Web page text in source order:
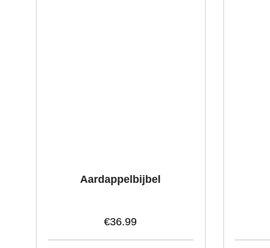
Aardappelbijbel
€36.99